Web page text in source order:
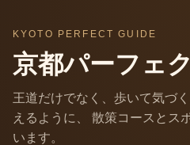
KYOTO PERFECT GUIDE
京都パーフェ
王道だけでなく、歩いて気づ
えるように、 散策コースとス
います。